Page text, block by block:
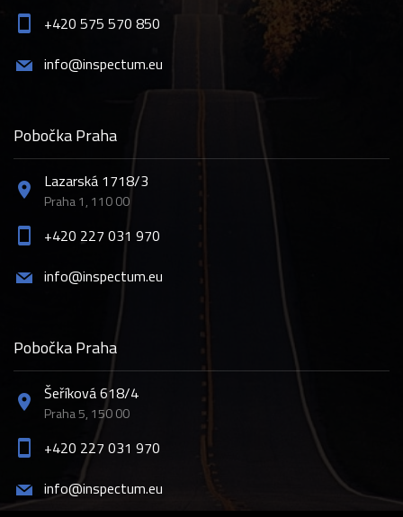
+420 575 570 850
info@inspectum.eu
Pobočka Praha
Lazarská 1718/3
Praha 1, 110 00
+420 227 031 970
info@inspectum.eu
Pobočka Praha
Šeříková 618/4
Praha 5, 150 00
+420 227 031 970
info@inspectum.eu